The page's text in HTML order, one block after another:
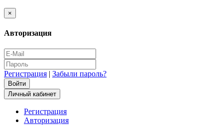
×
Авторизация
Регистрация | Забыли пароль?
Личный кабинет
Регистрация
Авторизация